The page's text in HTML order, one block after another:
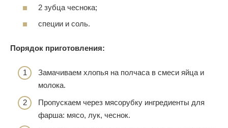
2 зубца чеснока;
специи и соль.
Порядок приготовления:
Замачиваем хлопья на полчаса в смеси яйца и
молока.
Пропускаем через мясорубку ингредиенты для
фарша: мясо, лук, чеснок.